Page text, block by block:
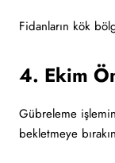
Fidanların kök
4. Ekim
Gübreleme
bekletmeye